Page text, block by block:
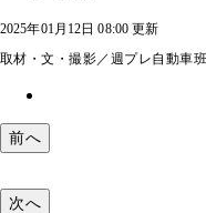
2025年01月12日 08:00 更新
取材・文・撮影／週プレ自動
前へ
次へ